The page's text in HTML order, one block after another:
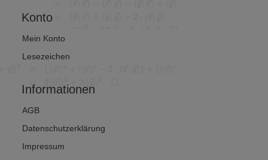
Konto
Mein Konto
Lesezeichen
Informationen
AGB
Datenschutzerklärung
Impressum